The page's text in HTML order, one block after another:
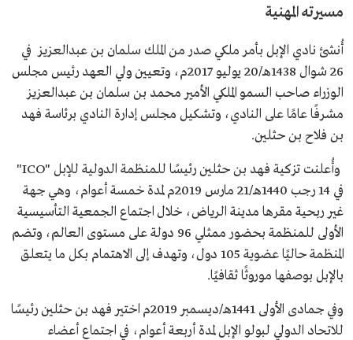
مناصب أخرى
مسيرته المهنية
أُنشئ نادي الإبل بأمر ملكي صدر من الملك سلمان بن عبدالعزيز في
26 شوال 1438هـ/20 يوليو 2017م، وتعيين ولي العهد رئيس مجلس
الوزراء صاحب السمو الملكي الأمير محمد بن سلمان بن عبدالعزيز
مشرفًا عامًا على النادي، وتشكيل مجلس إدارة النادي برئاسة فهد
بن فلاح بن حثلين.
وأُعلنت تزكية فهد بن حثلين رئيسًا للمنظمة الدولية للإبل "ICO"
في 14 رجب 1440هـ/21 مارس 2019م لمدة خمسة أعوام، وهي جهة
غير ربحية مقرها مدينة الرياض، خلال اجتماع الجمعية التأسيسية
الأولى للمنظمة بحضور ممثلي 96 دولة على مستوى العالم، وتضم
المنظمة حاليًا عضوية 105 دول، وتهدف إلى الاهتمام بكل ما يتعلق
بالإبل بوصفها موروثًا ثقافيًا.
وفي جمادى الأولى 1441هـ/ديسمبر 2019م اختير فهد بن حثلين رئيسًا
للاتحاد الدولي لبولو الإبل لمدة أربعة أعوام، في اجتماع أعضاء